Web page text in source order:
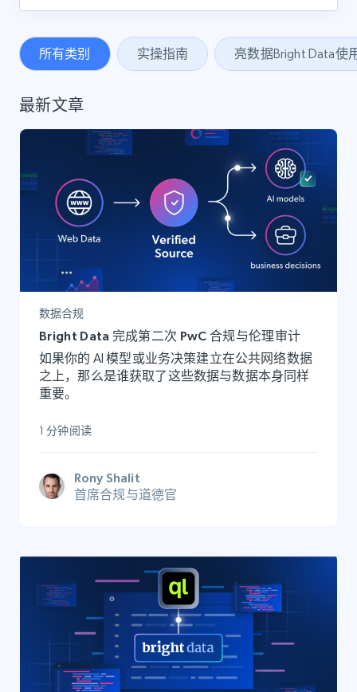
所有类别 实操指南 亮数据Bright Data使
最新文章
数据合规
Bright Data 完成第二次 PwC 合规与伦理审计
如果你的 AI 模型或业务决策建立在公共网络数据
之上，那么是谁获取了这些数据与数据本身同样
重要。
1 分钟阅读
Rony Shalit
首席合规与道德官